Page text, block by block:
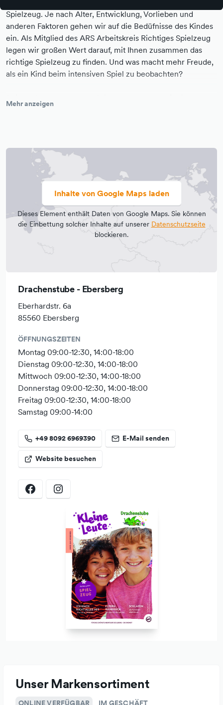
Spielzeug. Je nach Alter, Entwicklung, Vorlieben und
anderen Faktoren gehen wir auf die Bedüfnisse des Kindes
ein. Als Mitglied des ARS Arbeitskreis Richtiges Spielzeug
legen wir großen Wert darauf, mit Ihnen zusammen das
richtige Spielzeug zu finden. Und was macht mehr Freude,
als ein Kind beim intensiven Spiel zu beobachten?
auf Qualität und Materialien, sondern auch auf eine
Dieselben Kriterien setzen wir auch bei der
Kinderbekleidung an. Daher tragen alle Textilien das GOTS-
Zertifikat (= Global Organic Textil Standard). Da uns
Nachhaltigkeit wichtig sind, bieten wir einige Produkte aus
Prinzip nicht an.
Seit März 2023 sind wir zusätzlich Mitglied in der
Gemeinwohl-Ökonomie und etwas stolz darauf, dass wir
das erste Spielwarengeschäft sind, das sich bilanzieren hat
lassen. In der Gemeinwohl-Bilanz berichten wir, wie wir
Menschenwürde, Solidarität & Gerechtigkeit, ökologische
fördern. Als Grundlage dienen die 17 Nachhaltigkeitsziele
der vereinten Nationen.
Und so wie uns der Umgang mit Ihnen wichtig ist, gehen
wir auch als Team respektvoll und offen miteinander um.
Einen Teil unseres Stromverbrauches gewinnen wir mit
einer sogenannten Balkon-PV-Anlage. Den restlichen
Bedarf beziehen wir über den örtlichen Stromproduzenten.
Für unseren Versand benutzen wir vorrangig gebrauchte
Pakete und Verpackungsmaterialen, um Resssourcen zu
Wir versuchen mit gutem Beispiel voranzugehen und
kommen vorrangig zu Fuß oder mit dem Fahrrad in das
das natürlich sehr. Leider sind die Abstellmöglichkeiten vor
dem Geschäft etwas knapp. Aber die Autoparkplätze vor
unserem Geschäft dürfen auch zum "Parken" von
Fahrrädern benutzt werden.
Und weil uns die Umwelt am Herzen liegt, sind wir die
Ausleihstation des freien Lastenrades.
Neben unserem gut erreichbaren Ladengeschäft in
Ebersberg gibt es natürlich auch die Möglichkeit, online in
Mehr anzeigen
Inhalte von Google Maps laden
Dieses Element enthält Daten von Google Maps. Sie können
die Einbettung solcher Inhalte auf unserer Datenschutzseite
blockieren.
Drachenstube - Ebersberg
Eberhardstr. 6a
85560 Ebersberg
ÖFFNUNGSZEITEN
Montag 09:00-12:30, 14:00-18:00
Dienstag 09:00-12:30, 14:00-18:00
Mittwoch 09:00-12:30, 14:00-18:00
Donnerstag 09:00-12:30, 14:00-18:00
Freitag 09:00-12:30, 14:00-18:00
Samstag 09:00-14:00
+49 8092 6969390 E-Mail senden
Website besuchen
Unser Markensortiment
ONLINE VERFÜGBAR IM GESCHÄFT